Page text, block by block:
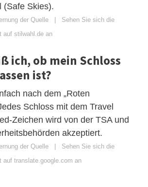
(Safe Skies).
der Quelle
Sehen Sie sich die
auf stilwahl.de an
ich, ob mein Schloss
ist?
nach dem „Roten
Schloss mit dem Travel
Zeichen wird von der TSA und
akzeptiert.
der Quelle
Sehen Sie sich die
auf translate.google.com an